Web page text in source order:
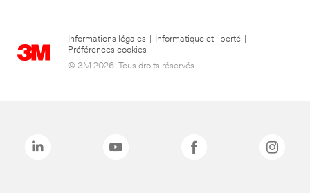
Informations légales Informatique et liberté
Préférences cookies
© 3M 2026. Tous droits réservés.